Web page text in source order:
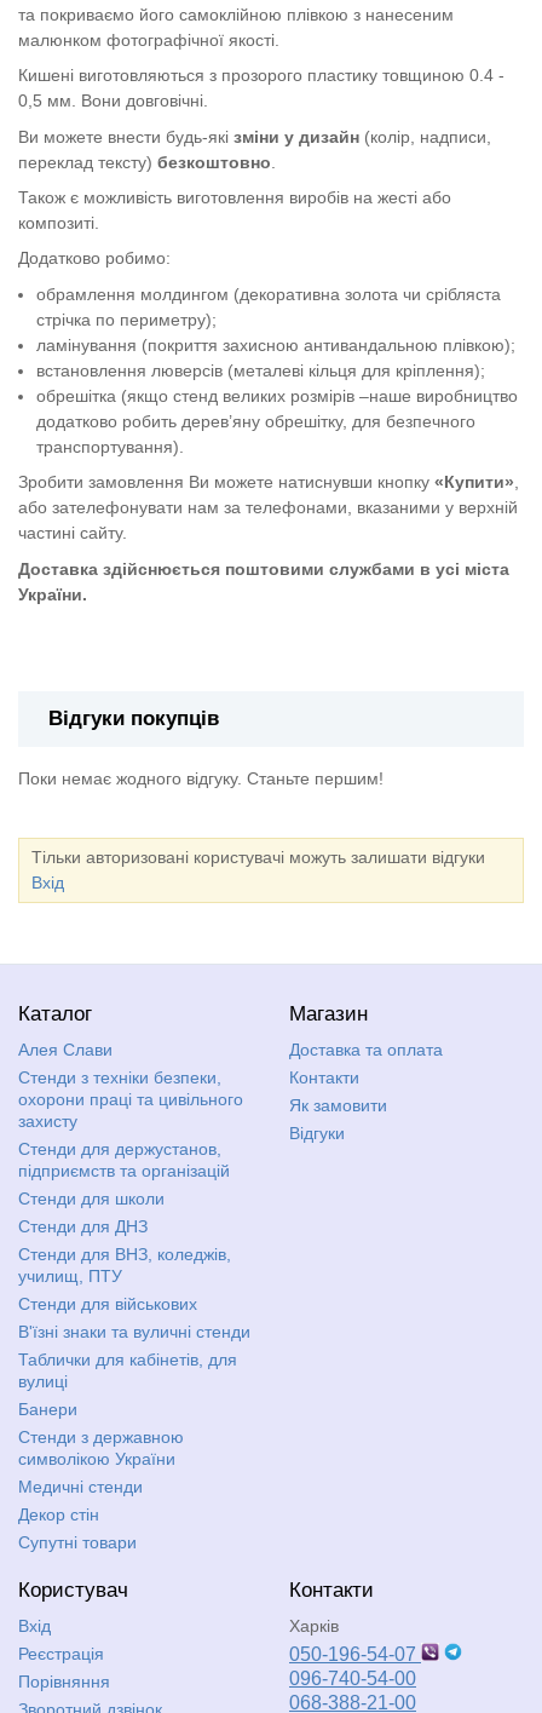
та покриваємо його самоклійною плівкою з нанесеним
малюнком фотографічної якості.
Кишені виготовляються з прозорого пластику товщиною 0.4 -
0,5 мм. Вони довговічні.
Ви можете внести будь-які зміни у дизайн (колір, надписи,
переклад тексту) безкоштовно
Також є можливість виготовлення виробів на жесті або
композиті.
Додатково робимо:
обрамлення молдингом (декоративна золота чи срібляста
стрічка по периметру);
ламінування (покриття захисною антивандальною плівкою);
встановлення люверсів (металеві кільця для кріплення);
обрешітка (якщо стенд великих розмірів –наше виробництво
додатково робить дерев’яну обрешітку, для безпечного
транспортування).
Зробити замовлення Ви можете натиснувши кнопку «Купити»
або зателефонувати нам за телефонами, вказаними у верхній
частині сайту.
Доставка здійснюється поштовими службами в усі міста
України.
Відгуки покупців
Поки немає жодного відгуку. Станьте першим!
Тільки авторизовані користувачі можуть залишати відгуки
Вхід
Каталог
Алея Слави
Стенди з техніки безпеки,
охорони праці та цивільного
захисту
Стенди для держустанов,
підприємств та організацій
Стенди для школи
Стенди для ДНЗ
Стенди для ВНЗ, коледжів,
училищ, ПТУ
Стенди для військових
В'їзні знаки та вуличні стенди
Таблички для кабінетів, для
вулиці
Банери
Стенди з державною
символікою України
Медичні стенди
Декор стін
Супутні товари
Магазин
Доставка та оплата
Контакти
Як замовити
Відгуки
Користувач
Вхід
Реєстрація
Порівняння
Зворотний дзвінок
Контакти
Харків
050-196-54-07
096-740-54-00
068-388-21-00